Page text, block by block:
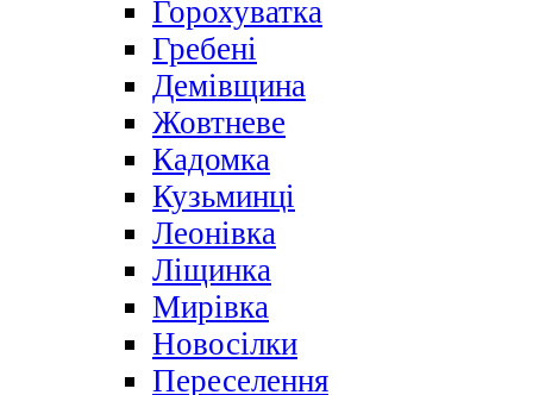
Горохуватка
Гребені
Демівщина
Жовтневе
Кадомка
Кузьминці
Леонівка
Ліщинка
Мирівка
Новосілки
Переселення